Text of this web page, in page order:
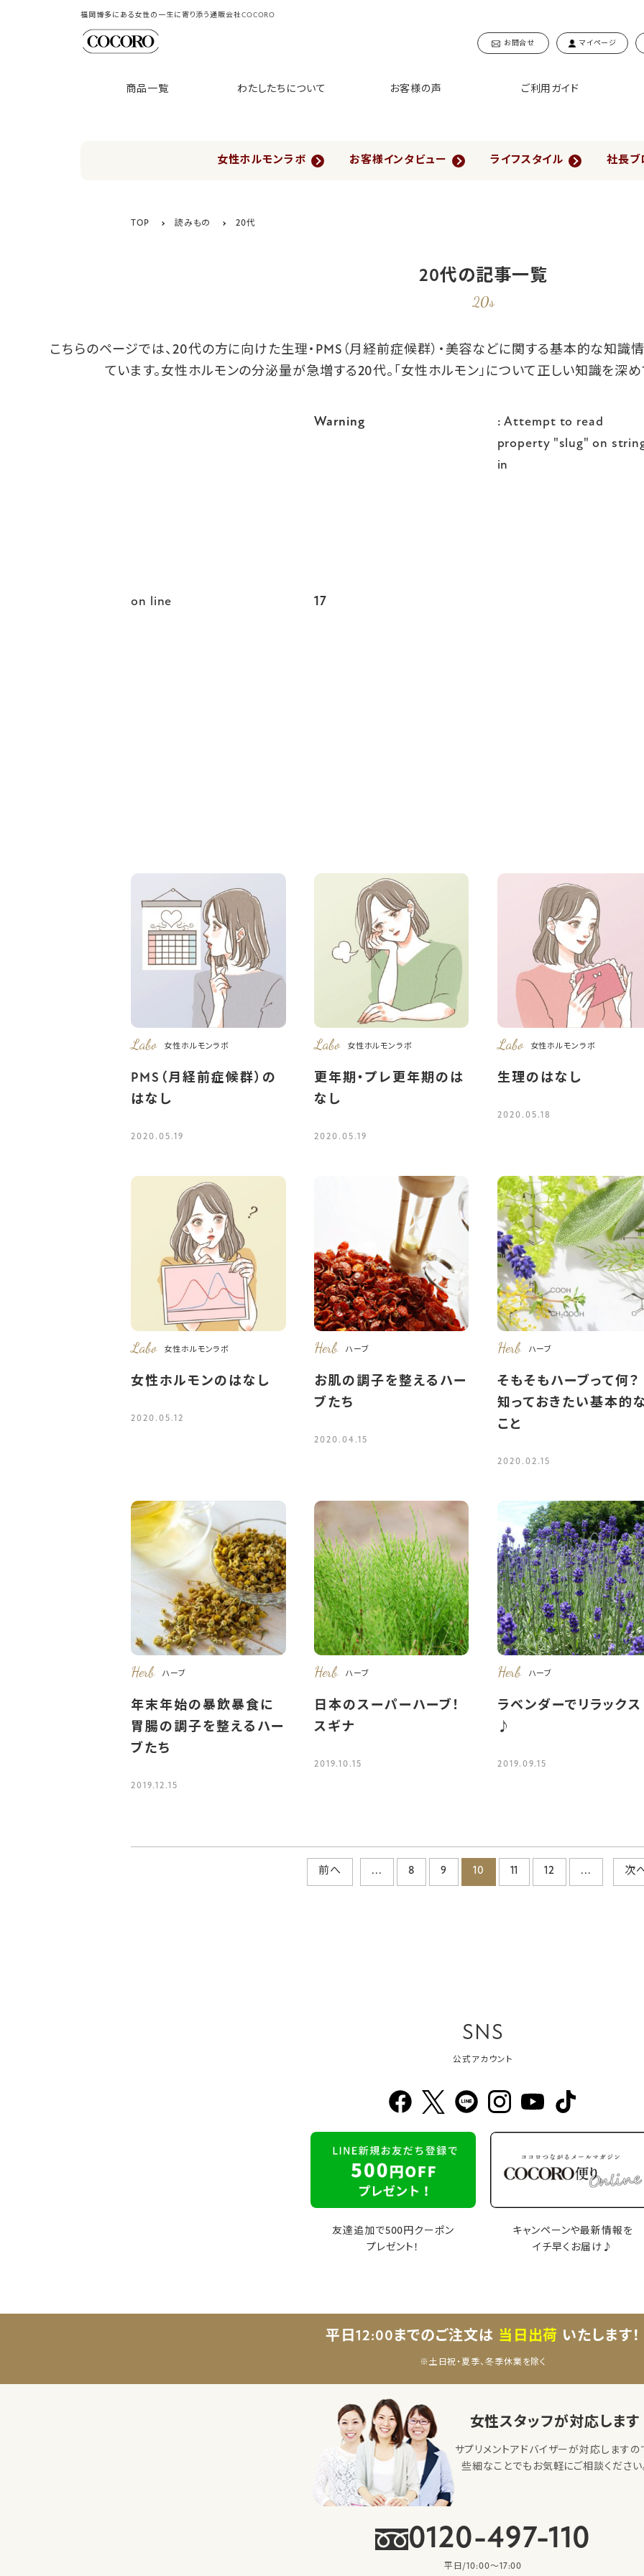
福岡博多にある女性の一生に寄り添う通販会社COCORO
お問合せ マイページ
商品一覧 わたしたちについて お客様の声 ご利用ガイド
女性ホルモンラボ お客様インタビュー ライフスタイル 社長ブ
TOP 読みもの 20代
20代の記事一覧
20s
こちらのページでは、20代の方に向けた生理・PMS（月経前症候群）・美容などに関する基本的な知
ています。女性ホルモンの分泌量が急増する20代。「女性ホルモン」について正しい知識を深
Warning
: Attempt to read
property "slug" on
in
on line 17
Labo 女性ホルモンラボ
PMS（月経前症候群）の
はなし
2020.05.19
Labo 女性ホルモンラボ
更年期・プレ更年期のは
なし
2020.05.19
Labo 女性ホルモンラボ
生理のはなし
2020.05.18
Labo 女性ホルモンラボ
女性ホルモンのはなし
2020.05.12
Herb ハーブ
お肌の調子を整えるハー
ブたち
2020.04.15
Herb ハーブ
そもそもハーブって何？
知っておきたい基本的
こと
2020.02.15
Herb ハーブ
年末年始の暴飲暴食に
胃腸の調子を整えるハー
ブたち
2019.12.15
Herb ハーブ
日本のスーパーハーブ！
スギナ
2019.10.15
Herb ハーブ
ラベンダーでリラックス
♪
2019.09.15
前へ ... 8 9 10 11 12 ... 次
SNS
公式アカウント
友達追加で500円クーポン
プレゼント！
キャンペーンや最新情報を
イチ早くお届け♪
平日12:00までのご注文は 当日出荷 いたします！
※土日祝・夏季、冬季休業を除く
女性スタッフが対応します
サプリメントアドバイザーが対応しますの
些細なことでもお気軽にご相談ください
0120-497-110
平日/10:00〜17:00